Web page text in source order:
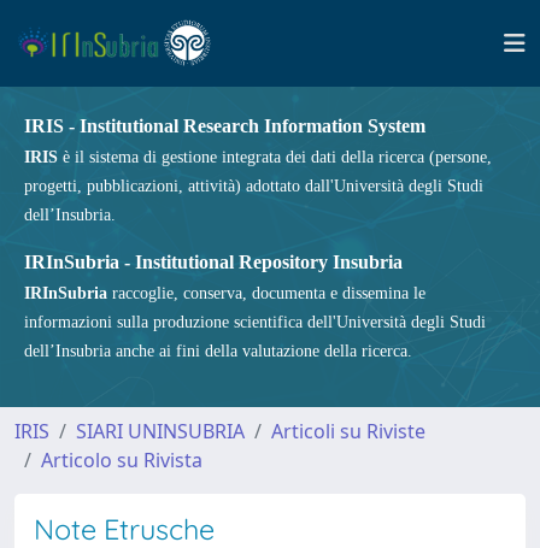
IRIS - Institutional Research Information System
IRIS è il sistema di gestione integrata dei dati della ricerca (persone,
progetti, pubblicazioni, attività) adottato dall'Università degli Studi
dell’Insubria.
IRInSubria - Institutional Repository Insubria
IRInSubria raccoglie, conserva, documenta e dissemina le
informazioni sulla produzione scientifica dell'Università degli Studi
dell’Insubria anche ai fini della valutazione della ricerca.
IRIS SIARI UNINSUBRIA
Articoli su Riviste
Articolo su Rivista
Note Etrusche